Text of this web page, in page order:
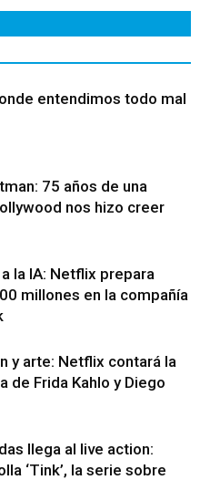
entendimos todo mal
75 años de una
nos hizo creer
la IA: Netflix prepara
millones en la compañía
y arte: Netflix contará la
de Frida Kahlo y Diego
llega al live action:
‘Tink’, la serie sobre